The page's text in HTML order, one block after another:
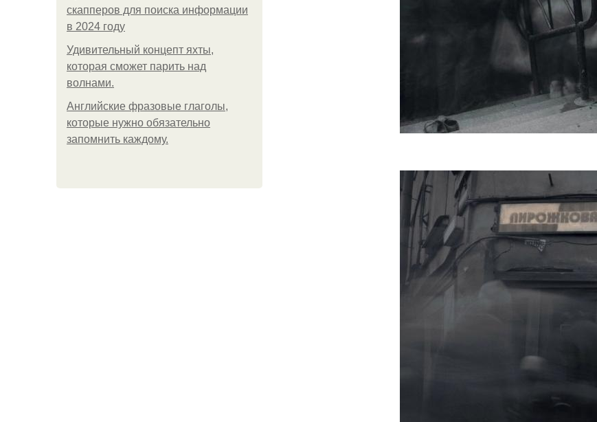
скапперов для поиска информации
в 2024 году
Удивительный концепт яхты,
которая сможет парить над
волнами.
Английские фразовые глаголы,
которые нужно обязательно
запомнить каждому.